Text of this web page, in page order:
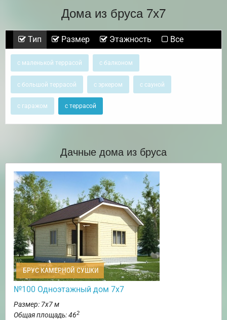
Дома из бруса 7х7
Тип Размер Этажность Все
с маленькой террасой с балконом
с большой террасой с эркером с сауной
с гаражом с террасой
Дачные дома из бруса
БРУС КАМЕРНОЙ СУШКИ
№100 Одноэтажный дом 7х7
Размер: 7х7 м
Общая площадь: 462